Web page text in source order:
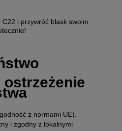
i przywróć blask swoim
z normami UE).
i zgodny z lokalnymi